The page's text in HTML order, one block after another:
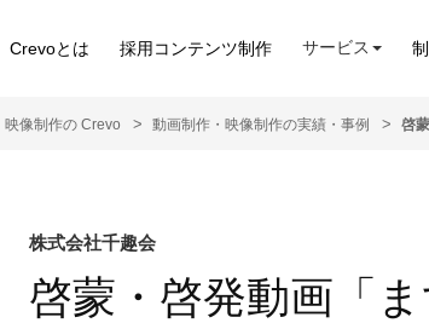
Crevoとは 採用コンテンツ制作 サービス
映像制作の Crevo 動画制作・映像制作の実績・事例 啓
啓蒙・啓発動画「
株式会社千趣会